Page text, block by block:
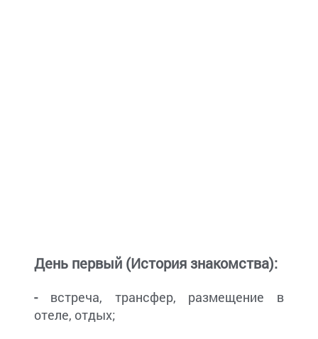
День первый (История знакомства):
-встреча, трансфер, размещение в
отеле, отдых;